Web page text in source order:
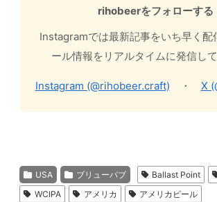
rihobeerをフォローする
Instagramでは最新記事をいち早く配
ール情報をリアルタイムに発信して
Instagram (@rihobeer.craft) ・ X
USA ブリューパブ Ballast Point
WCIPA
アメリカ
アメリカビール